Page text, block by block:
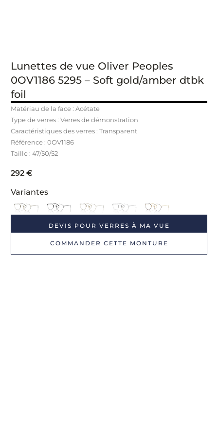
Lunettes de vue Oliver Peoples
0OV1186 5295 – Soft gold/amber dtbk
foil
Matériau de la face : Acétate
Type de verres : Verres de démonstration
Caractéristiques des verres : Transparent
Référence : 0OV1186
Taille : 47/50/52
292€
Variantes
DEVIS POUR VERRES À MA VUE
COMMANDER CETTE MONTURE